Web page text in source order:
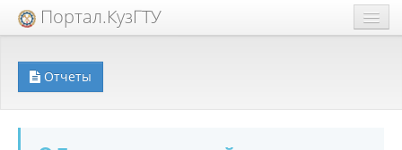
Портал.КузГТУ
Отчеты